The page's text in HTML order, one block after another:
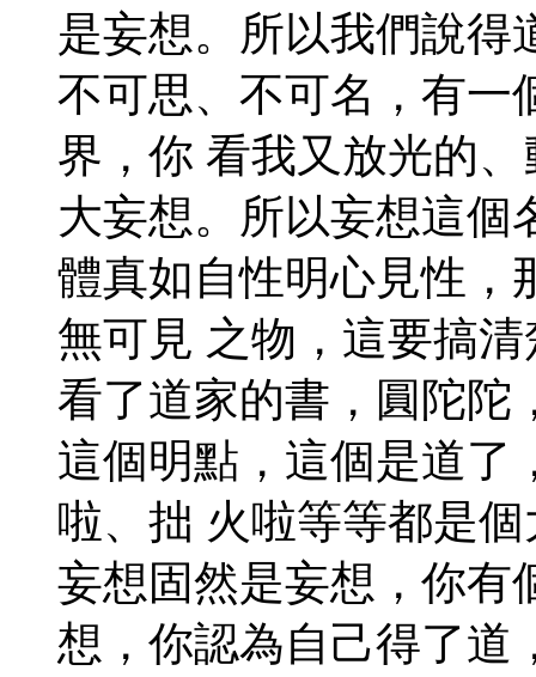
是妄想。所以我們說得
不可思、不可名，有一
界，你 看我又放光的
大妄想。所以妄想這個
體真如自性明心見性，
無可見 之物，這要搞
看了道家的書，圓陀陀
這個明點，這個是道了
啦、拙 火啦等等都是
妄想固然是妄想，你有
想，你認為自己得了道